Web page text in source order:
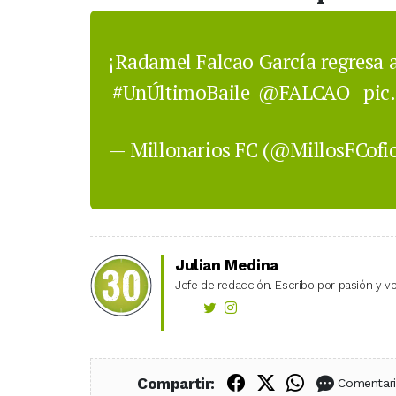
¡Radamel Falcao García regresa
#UnÚltimoBaile @FALCAO
— Millonarios FC
Julian Medina
Jefe de redacción. Escribo por pasión y
Compartir: Compartir en
Compartir en
Compartir